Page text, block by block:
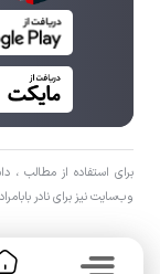
برای استفاده از مطالب
وب‌سايت نیز برای نادر